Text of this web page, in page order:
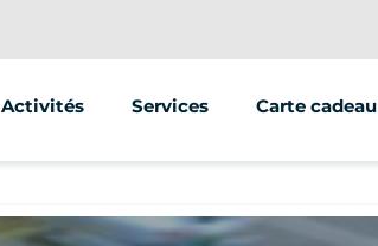
Activités
Segway
Vélo
Services
Animations/groupes
Street marketing
Carte cadeau